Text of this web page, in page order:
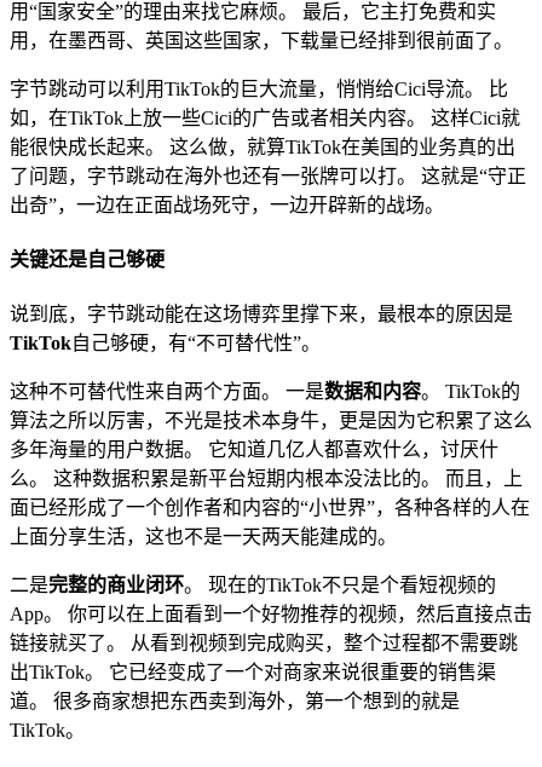
用“国家安全”的理由来找它麻烦。 最后，它主打免费和实
用，在墨西哥、英国这些国家，下载量已经排到很前面了。
字节跳动可以利用TikTok的巨大流量，悄悄给Cici导流。 比
如，在TikTok上放一些Cici的广告或者相关内容。 这样Cici就
能很快成长起来。 这么做，就算TikTok在美国的业务真的出
了问题，字节跳动在海外也还有一张牌可以打。 这就是“守正
出奇”，一边在正面战场死守，一边开辟新的战场。
关键还是自己够硬
说到底，字节跳动能在这场博弈里撑下来，最根本的原因是
TikTok自己够硬，有“不可替代性”。
这种不可替代性来自两个方面。 一是数据和内容。 TikTok的
算法之所以厉害，不光是技术本身牛，更是因为它积累了这么
多年海量的用户数据。 它知道几亿人都喜欢什么，讨厌什
么。 这种数据积累是新平台短期内根本没法比的。 而且，上
面已经形成了一个创作者和内容的“小世界”，各种各样的人在
上面分享生活，这也不是一天两天能建成的。
二是完整的商业闭环。 现在的TikTok不只是个看短视频的
App。 你可以在上面看到一个好物推荐的视频，然后直接点击
链接就买了。 从看到视频到完成购买，整个过程都不需要跳
出TikTok。 它已经变成了一个对商家来说很重要的销售渠
道。 很多商家想把东西卖到海外，第一个想到的就是
TikTok。